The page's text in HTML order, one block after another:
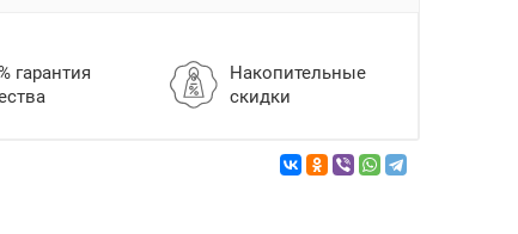
гарантия
Накопительные
скидки